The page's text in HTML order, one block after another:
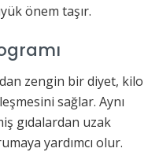
önem taşır.
zengin bir diyet, kilo
sağlar. Aynı
gıdalardan uzak
yardımcı olur.